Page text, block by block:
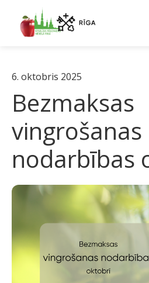
6. oktobris 2025
Bezmaksas
vingrošanas
nodarbības